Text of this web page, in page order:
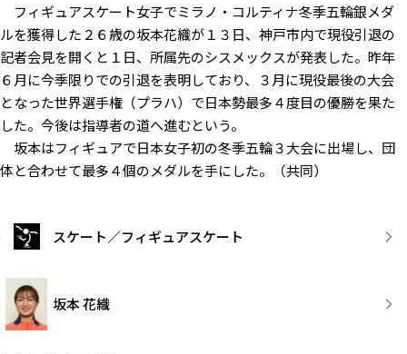
フィギュアスケート女子でミラノ・コルティナ冬季五輪銀メダ
ルを獲得した２６歳の坂本花織が１３日、神戸市内で現役引退の
記者会見を開くと１日、所属先のシスメックスが発表した。昨年
６月に今季限りでの引退を表明しており、３月に現役最後の大会
となった世界選手権（プラハ）で日本勢最多４度目の優勝を果た
した。今後は指導者の道へ進むという。
坂本はフィギュアで日本女子初の冬季五輪３大会に出場し、団
体と合わせて最多４個のメダルを手にした。（共同）
スケート／フィギュアスケート
坂本 花織